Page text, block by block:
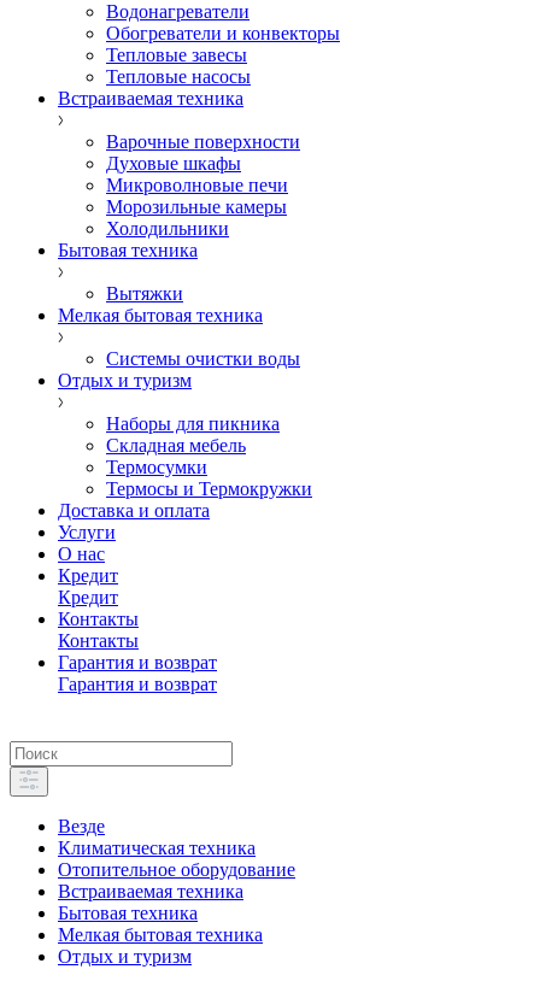
Водонагреватели
Обогреватели и конвекторы
Тепловые завесы
Тепловые насосы
Встраиваемая техника
Варочные поверхности
Духовые шкафы
Микроволновые печи
Морозильные камеры
Холодильники
Бытовая техника
Вытяжки
Мелкая бытовая техника
Системы очистки воды
Отдых и туризм
Наборы для пикника
Складная мебель
Термосумки
Термосы и Термокружки
Доставка и оплата
Услуги
О нас
Кредит
Кредит
Контакты
Контакты
Гарантия и возврат
Гарантия и возврат
Везде
Климатическая техника
Отопительное оборудование
Встраиваемая техника
Бытовая техника
Мелкая бытовая техника
Отдых и туризм